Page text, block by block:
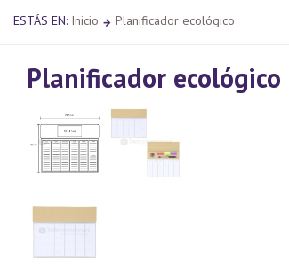
ESTÁS EN: Inicio Planificador ecológico
Planificador ecológico